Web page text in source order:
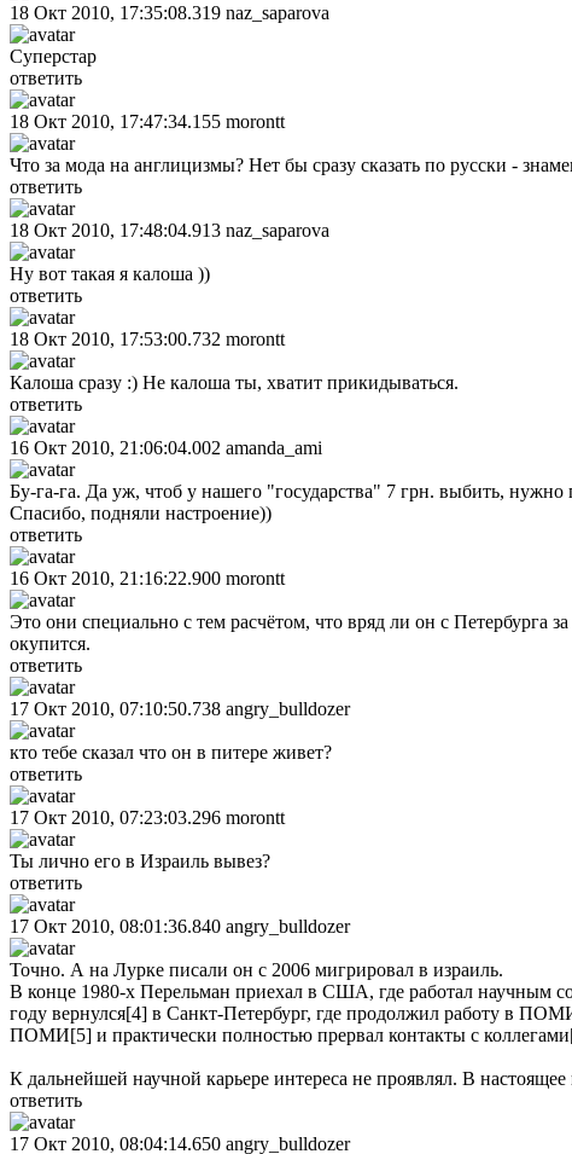
18 Окт 2010, 17:35:08.319 naz_saparova
Суперстар
ответить
18 Окт 2010, 17:47:34.155 morontt
Что за мода на англицизмы? Нет бы сразу сказать по русски -
ответить
18 Окт 2010, 17:48:04.913 naz_saparova
Ну вот такая я калоша ))
ответить
18 Окт 2010, 17:53:00.732 morontt
Калоша сразу :) Не калоша ты, хватит прикидываться.
ответить
16 Окт 2010, 21:06:04.002 amanda_ami
Бу-га-га. Да уж, чтоб у нашего "государства" 7 грн. выбить, нужно
Спасибо, подняли настроение))
ответить
16 Окт 2010, 21:16:22.900 morontt
Это они специально с тем расчётом, что вряд ли он с Петербурга
окупится.
ответить
17 Окт 2010, 07:10:50.738 angry_bulldozer
кто тебе сказал что он в питере живет?
ответить
17 Окт 2010, 07:23:03.296 morontt
Ты лично его в Израиль вывез?
ответить
17 Окт 2010, 08:01:36.840 angry_bulldozer
Точно. А на Лурке писали он с 2006 мигрировал в израиль.
В конце 1980-х Перельман приехал в США, где работал научным
году вернулся[4] в Санкт-Петербург, где продолжил работу в
ПОМИ[5] и практически полностью прервал контакты с
К дальнейшей научной карьере интереса не проявлял. В
ответить
17 Окт 2010, 08:04:14.650 angry_bulldozer